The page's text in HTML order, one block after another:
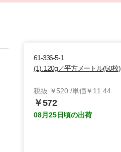
61-336-5-1
(1). 120g／平方メートル(50枚)
税抜 ￥520 /単価￥11.44
￥572
08月25日頃の出荷